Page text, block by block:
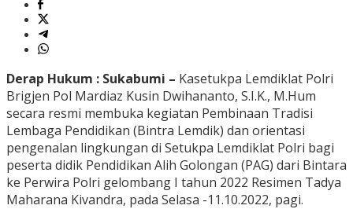
Derap Hukum : Sukabumi – Kasetukpa Lemdiklat Polri
Brigjen Pol Mardiaz Kusin Dwihananto, S.I.K., M.Hum
secara resmi membuka kegiatan Pembinaan Tradisi
Lembaga Pendidikan (Bintra Lemdik) dan orientasi
pengenalan lingkungan di Setukpa Lemdiklat Polri bagi
peserta didik Pendidikan Alih Golongan (PAG) dari Bintara
ke Perwira Polri gelombang I tahun 2022 Resimen Tadya
Maharana Kivandra, pada Selasa -11.10.2022, pagi.